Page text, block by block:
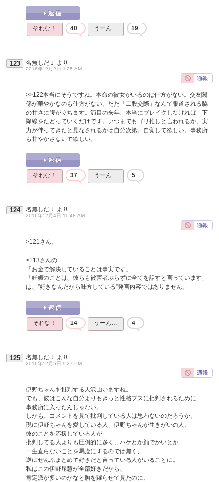
それな！ 40 うーん… 19
123 名無しだＪ より
2016年12月2日 1:25 AM
>>122本当にそうですね。本命の彼女がいるのは仕方がない。交友関
係が華やかなのも仕方がない。ただ「二股交際」なんて報道される脇
の甘さに腹が立ちます。節目の来年、本当にブレイクしなければ、下
降線をたどっていくだけです。いつまでもゴリ推しと言われるか、実
力が伴ってきたと見なされるかは自分次第。自覚して欲しい。事務所
も甘やかさないで欲しい。
それな！ 37 うーん… 5
124 名無しだＪ より
2016年12月4日 11:48 AM
>121さん、
>113さんの
「お金で解決していることは事実です」
「妊娠のことは、彼らも被害者ぶらずに全てを話すと言っています」
は、”好きなんだから味方している”発言内容ではありません。
それな！ 14 うーん… 4
125 名無しだＪ より
2016年12月5日 9:27 PM
伊野ちゃんを批判する人沢山いますね。
でも、彼はこんな自分よりもきっと性格ブスに批判されるために
事務所に入ったんじゃない。
しかも、コメントを見て批判している人は思わないのだろうか。
現に伊野ちゃんを愛している人、伊野ちゃんが生きがいの人、
彼のことを応援している人が
批判してる人よりも圧倒的に多く、ハゲとか顔でかいとか
一生直らないことを馬鹿にするのでは無く、
逆にぜんぶまとめて好きだと言っている人がいることに。
私はこの伊野尾慧が全部好きだから、
肯定派が多いのかなと胸を躍らせて見たのに、